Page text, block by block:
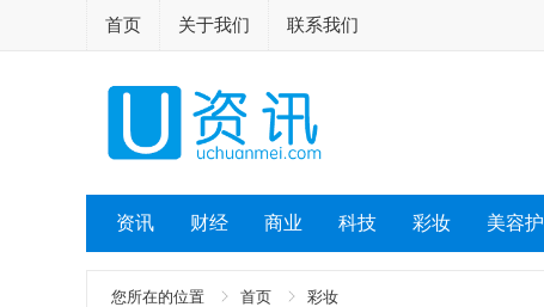
首页 关于我们 联系我们
资讯 财经 商业 科技 彩妆 美容
您所在的位置 首页 彩妆